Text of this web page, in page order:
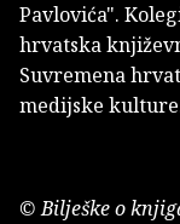
Pavlovića".
hrvatska
Suvremena
medijske
© Bilješke o